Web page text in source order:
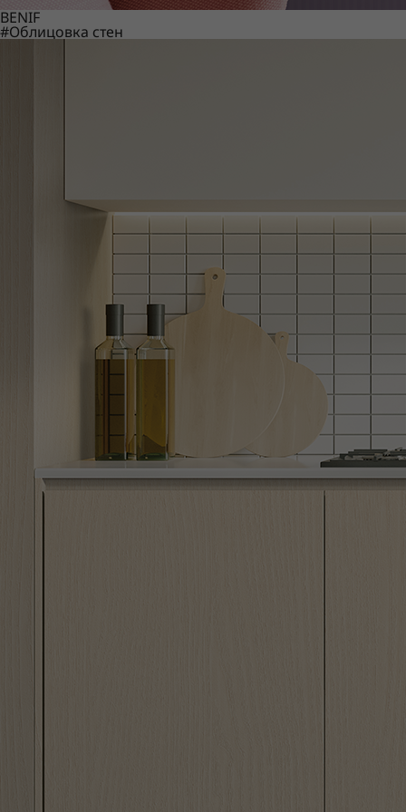
BENIF
#Облицовка стен